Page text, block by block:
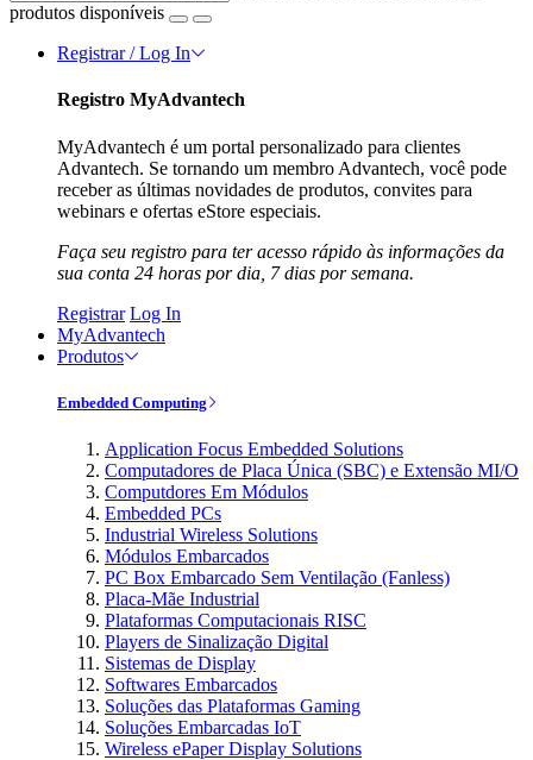
produtos disponíveis
Registrar / Log In
Registro MyAdvantech
MyAdvantech é um portal personalizado para clientes
Advantech. Se tornando um membro Advantech, você pode
receber as últimas novidades de produtos, convites para
webinars e ofertas eStore especiais.
Faça seu registro para ter acesso rápido às informações da
sua conta 24 horas por dia, 7 dias por semana.
Registrar Log In
MyAdvantech
Produtos
Embedded Computing
Application Focus Embedded Solutions
Computadores de Placa Única (SBC) e Extensão MI/O
Computdores Em Módulos
Embedded PCs
Industrial Wireless Solutions
Módulos Embarcados
PC Box Embarcado Sem Ventilação (Fanless)
Placa-Mãe Industrial
Plataformas Computacionais RISC
Players de Sinalização Digital
Sistemas de Display
Softwares Embarcados
Soluções das Plataformas Gaming
Soluções Embarcadas IoT
Wireless ePaper Display Solutions